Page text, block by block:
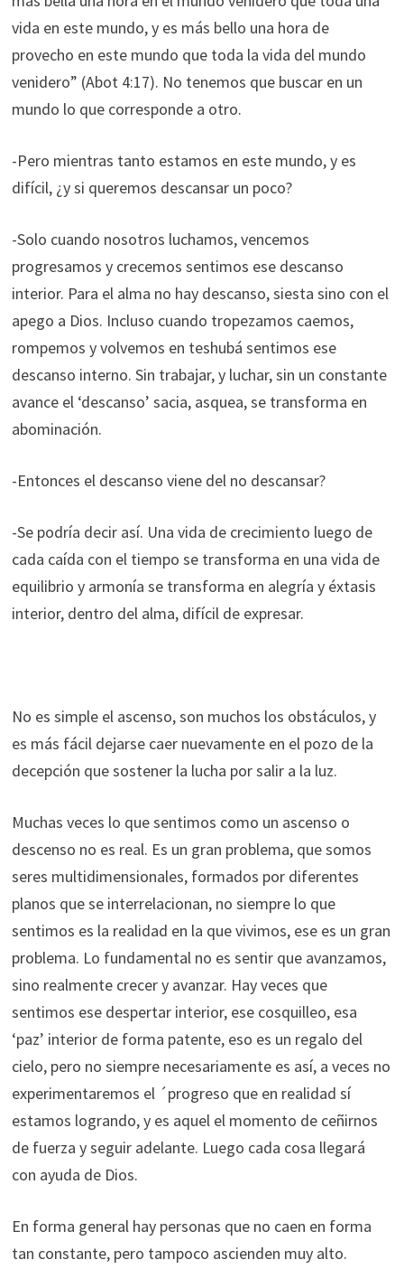
vida en este mundo, y es más bello una hora de
provecho en este mundo que toda la vida del mundo
venidero” (Abot 4:17). No tenemos que buscar en un
mundo lo que corresponde a otro.
-Pero mientras tanto estamos en este mundo, y es
difícil, ¿y si queremos descansar un poco?
-Solo cuando nosotros luchamos, vencemos
progresamos y crecemos sentimos ese descanso
interior. Para el alma no hay descanso, siesta sino con el
apego a Dios. Incluso cuando tropezamos caemos,
rompemos y volvemos en teshubá sentimos ese
descanso interno. Sin trabajar, y luchar, sin un constante
avance el ‘descanso’ sacia, asquea, se transforma en
abominación.
-Entonces el descanso viene del no descansar?
-Se podría decir así. Una vida de crecimiento luego de
cada caída con el tiempo se transforma en una vida de
equilibrio y armonía se transforma en alegría y éxtasis
interior, dentro del alma, difícil de expresar.
No es simple el ascenso, son muchos los obstáculos, y
es más fácil dejarse caer nuevamente en el pozo de la
decepción que sostener la lucha por salir a la luz.
Muchas veces lo que sentimos como un ascenso o
descenso no es real. Es un gran problema, que somos
seres multidimensionales, formados por diferentes
planos que se interrelacionan, no siempre lo que
sentimos es la realidad en la que vivimos, ese es un gran
problema. Lo fundamental no es sentir que avanzamos,
sino realmente crecer y avanzar. Hay veces que
sentimos ese despertar interior, ese cosquilleo, esa
‘paz’ interior de forma patente, eso es un regalo del
cielo, pero no siempre necesariamente es así, a veces no
experimentaremos el ´progreso que en realidad sí
estamos logrando, y es aquel el momento de ceñirnos
de fuerza y seguir adelante. Luego cada cosa llegará
con ayuda de Dios.
En forma general hay personas que no caen en forma
tan constante, pero tampoco ascienden muy alto.